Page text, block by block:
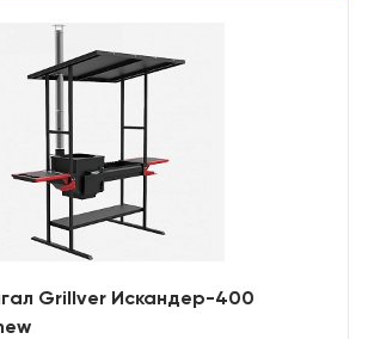
Grillver Искандер-400